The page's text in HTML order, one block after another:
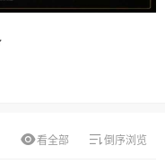
看全部 倒序浏览